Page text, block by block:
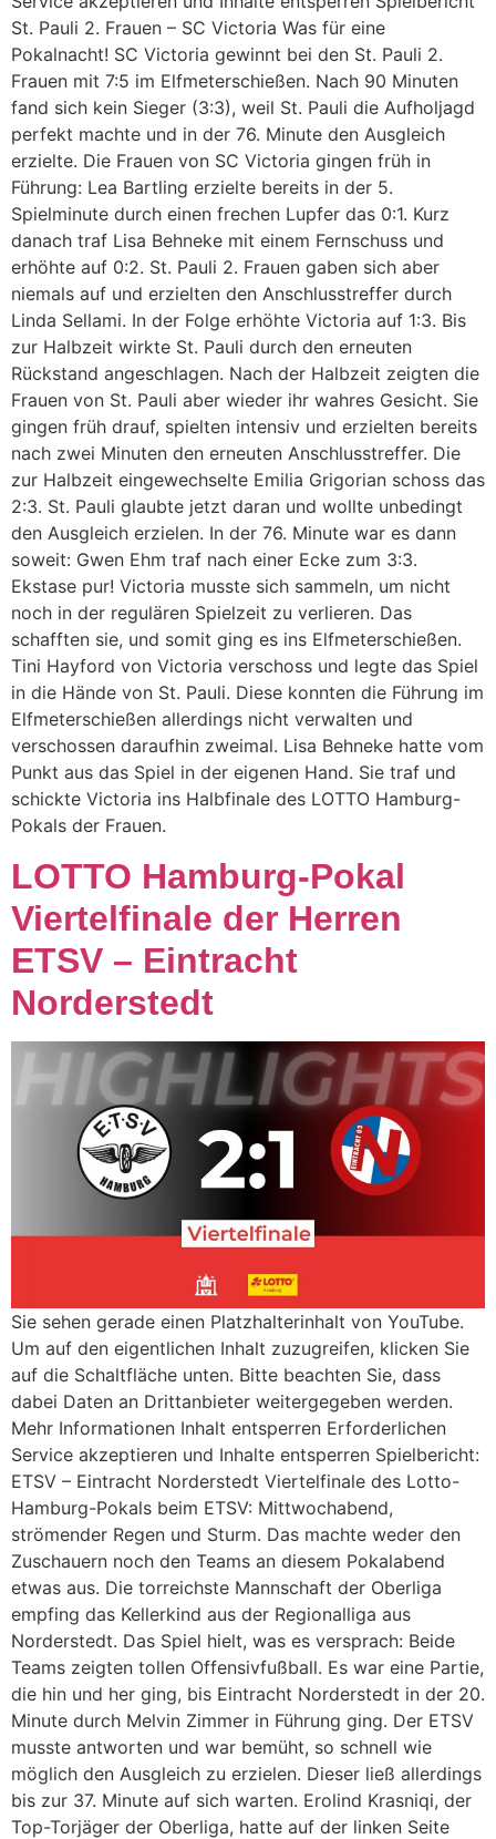
St. Pauli 2. Frauen – SC Victoria Was für eine
Pokalnacht! SC Victoria gewinnt bei den St. Pauli 2.
Frauen mit 7:5 im Elfmeterschießen. Nach 90 Minuten
fand sich kein Sieger (3:3), weil St. Pauli die Aufholjagd
perfekt machte und in der 76. Minute den Ausgleich
erzielte. Die Frauen von SC Victoria gingen früh in
Führung: Lea Bartling erzielte bereits in der 5.
Spielminute durch einen frechen Lupfer das 0:1. Kurz
danach traf Lisa Behneke mit einem Fernschuss und
erhöhte auf 0:2. St. Pauli 2. Frauen gaben sich aber
niemals auf und erzielten den Anschlusstreffer durch
Linda Sellami. In der Folge erhöhte Victoria auf 1:3. Bis
zur Halbzeit wirkte St. Pauli durch den erneuten
Rückstand angeschlagen. Nach der Halbzeit zeigten die
Frauen von St. Pauli aber wieder ihr wahres Gesicht. Sie
gingen früh drauf, spielten intensiv und erzielten bereits
nach zwei Minuten den erneuten Anschlusstreffer. Die
zur Halbzeit eingewechselte Emilia Grigorian schoss das
2:3. St. Pauli glaubte jetzt daran und wollte unbedingt
den Ausgleich erzielen. In der 76. Minute war es dann
soweit: Gwen Ehm traf nach einer Ecke zum 3:3.
Ekstase pur! Victoria musste sich sammeln, um nicht
noch in der regulären Spielzeit zu verlieren. Das
schafften sie, und somit ging es ins Elfmeterschießen.
Tini Hayford von Victoria verschoss und legte das Spiel
in die Hände von St. Pauli. Diese konnten die Führung im
Elfmeterschießen allerdings nicht verwalten und
verschossen daraufhin zweimal. Lisa Behneke hatte vom
Punkt aus das Spiel in der eigenen Hand. Sie traf und
schickte Victoria ins Halbfinale des LOTTO Hamburg-
Pokals der Frauen.
LOTTO Hamburg-Pokal
Viertelfinale der Herren
ETSV – Eintracht
Norderstedt
Sie sehen gerade einen Platzhalterinhalt von YouTube.
Um auf den eigentlichen Inhalt zuzugreifen, klicken Sie
auf die Schaltfläche unten. Bitte beachten Sie, dass
dabei Daten an Drittanbieter weitergegeben werden.
Mehr Informationen Inhalt entsperren Erforderlichen
Service akzeptieren und Inhalte entsperren Spielbericht:
ETSV – Eintracht Norderstedt Viertelfinale des Lotto-
Hamburg-Pokals beim ETSV: Mittwochabend,
strömender Regen und Sturm. Das machte weder den
Zuschauern noch den Teams an diesem Pokalabend
etwas aus. Die torreichste Mannschaft der Oberliga
empfing das Kellerkind aus der Regionalliga aus
Norderstedt. Das Spiel hielt, was es versprach: Beide
Teams zeigten tollen Offensivfußball. Es war eine Partie,
die hin und her ging, bis Eintracht Norderstedt in der 20.
Minute durch Melvin Zimmer in Führung ging. Der ETSV
musste antworten und war bemüht, so schnell wie
möglich den Ausgleich zu erzielen. Dieser ließ allerdings
bis zur 37. Minute auf sich warten. Erolind Krasniqi, der
Top-Torjäger der Oberliga, hatte auf der linken Seite